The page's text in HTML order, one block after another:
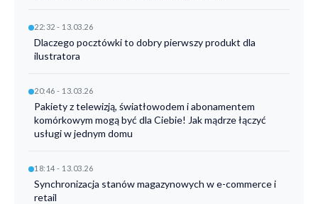
22:32 - 13.03.26
Dlaczego pocztówki to dobry pierwszy produkt dla
ilustratora
20:46 - 13.03.26
Pakiety z telewizją, światłowodem i abonamentem
komórkowym mogą być dla Ciebie! Jak mądrze łączyć
usługi w jednym domu
18:14 - 13.03.26
Synchronizacja stanów magazynowych w e-commerce i
retail